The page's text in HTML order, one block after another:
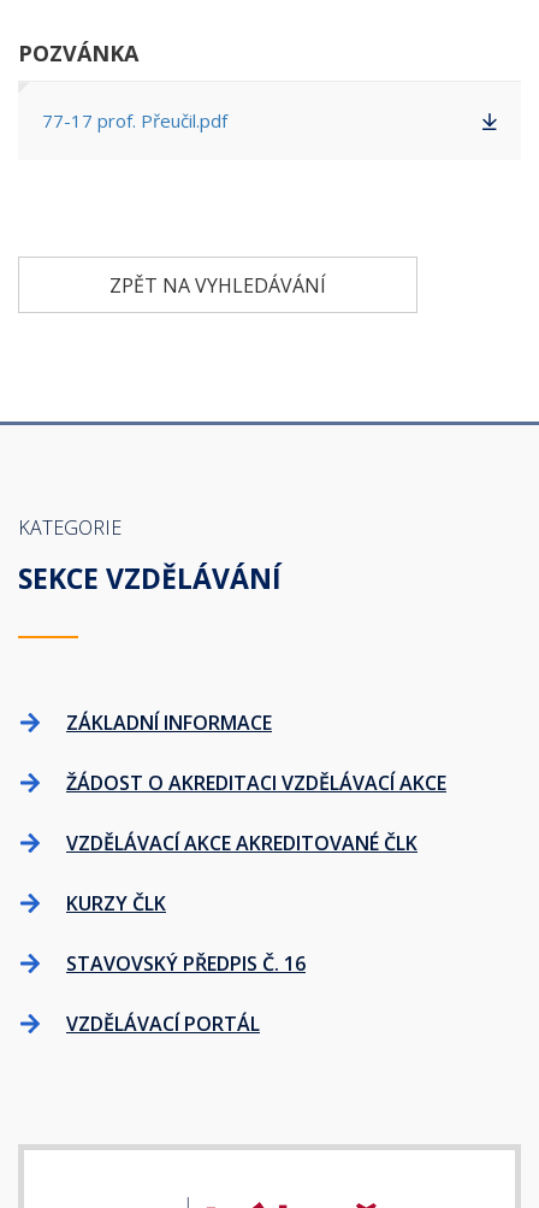
POZVÁNKA
77-17 prof. Přeučil.pdf
ZPĚT NA VYHLEDÁVÁNÍ
KATEGORIE
SEKCE VZDĚLÁVÁNÍ
ZÁKLADNÍ INFORMACE
ŽÁDOST O AKREDITACI VZDĚLÁVACÍ AKCE
VZDĚLÁVACÍ AKCE AKREDITOVANÉ ČLK
KURZY ČLK
STAVOVSKÝ PŘEDPIS Č. 16
VZDĚLÁVACÍ PORTÁL